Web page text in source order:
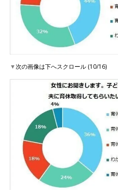
▼次の画像は下へスクロール (10/16)